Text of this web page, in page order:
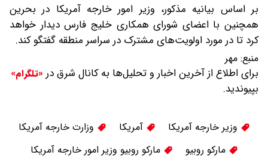
بر اساس بیانیه مذکور، وزیر امور خارجه آمریکا در بحرین
همچنین با اعضای شورای همکاری خلیج فارس دیدار خواهد
کرد تا در مورد اولویت‌های مشترک در سراسر منطقه گفتگو کند.
منبع: مهر
برای اطلاع از آخرین اخبار و تحلیل‌ها به کانال شرق در «تلگرام»
بپیوندید.
وزیر خارجه آمریکا آمریکا
وزارت خارجه آمریکا
مارکو روبیو
مارکو روبیو وزیر امور خارجه آمریکا